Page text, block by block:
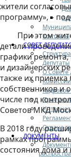
Контакты
СОВЕТ
Структура
Депутаты
О Совете
Комиссии
Охрана
ДОКУМЕНТЫ
жители
программу», –
При этом
детали
графики
и дизайнерских
также их приемка
собственников и
числе под
Советов МКД
В 2018 году
рамках
состояния дома и